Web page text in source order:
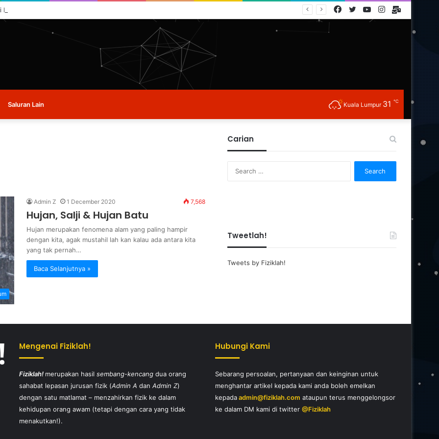
masa ini.
E-
Instagram
YouTube
Twitter
Facebook
Saluran Lain Kuala Lumpur 31 ℃
Admin Z 1 December 2020 7,568
Hujan, Salji & Hujan Batu
Hujan merupakan fenomena alam yang paling hampir
dengan kita, agak mustahil lah kan kalau ada antara kita
yang tak pernah…
Baca Selanjutnya »
Carian
Tweetlah!
Tweets by Fiziklah!
Mengenai Fiziklah!
Fiziklah! merupakan hasil sembang-kencang dua orang
sahabat lepasan jurusan fizik (Admin A dan Admin Z)
dengan satu matlamat – menzahirkan fizik ke dalam
kehidupan orang awam (tetapi dengan cara yang tidak
menakutkan!).
Hubungi Kami
Sebarang persoalan, pertanyaan dan keinginan untuk
menghantar artikel kepada kami anda boleh emelkan
kepadaadmin@fiziklah.com ataupun terus menggelongsor
ke dalam DM kami di twitter @Fiziklah